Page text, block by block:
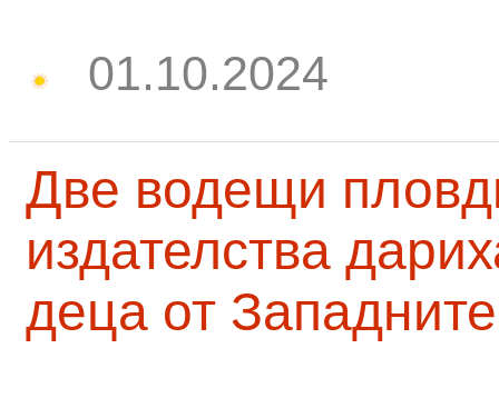
01.10.2024
Две водещи
издателства
деца от